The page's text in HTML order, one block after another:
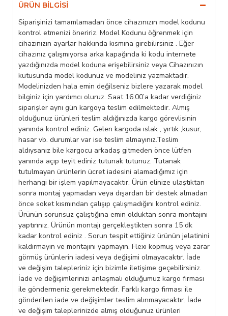
ÜRÜN BILGISI
Siparişinizi tamamlamadan önce cihazınızın model kodunu
kontrol etmenizi öneririz. Model Kodunu öğrenmek için
cihazınızın ayarlar hakkında kısmına girebilirsiniz . Eğer
cihazınız çalışmıyorsa arka kapağında ki kodu internete
yazdığınızda model koduna erişebilirsiniz veya Cihazınızın
kutusunda model kodunuz ve modeliniz yazmaktadır.
Modelinizden hala emin değilseniz bizlere yazarak model
bilginiz için yardımcı oluruz. Saat 16:00’a kadar verdiğiniz
siparişler aynı gün kargoya teslim edilmektedir. Almış
olduğunuz ürünleri teslim aldığınızda kargo görevlisinin
yanında kontrol ediniz. Gelen kargoda ıslak , yırtık ,kusur,
hasar vb. durumlar var ise teslim almayınız.Teslim
aldıysanız bile kargocu arkadaş gitmeden önce lütfen
yanında açıp teyit ediniz tutunak tutunuz. Tutanak
tutulmayan ürünlerin ücret iadesini alamadığımız için
herhangi bir işlem yapılmayacaktır. Ürün elinize ulaştıktan
sonra montaj yapmadan veya dışardan bir destek almadan
önce soket kısmından çalışıp çalışmadığını kontrol ediniz.
Ürünün sorunsuz çalıştığına emin olduktan sonra montajını
yaptırınız. Ürünün montajı gerçekleştikten sonra 15 dk
kadar kontrol ediniz . Sorun tespit ettiğiniz ürünün jelatinini
kaldırmayın ve montajını yapmayın. Flexi kopmuş veya zarar
görmüş ürünlerin iadesi veya değişimi olmayacaktır. İade
ve değişim talepleriniz için bizimle iletişime geçebilirsiniz.
İade ve değişimlerinizi anlaşmalı olduğumuz kargo firması
ile göndermeniz gerekmektedir. Farklı kargo firması ile
gönderilen iade ve değişimler teslim alınmayacaktır. İade
ve değişim taleplerinizde almış olduğunuz ürünleri